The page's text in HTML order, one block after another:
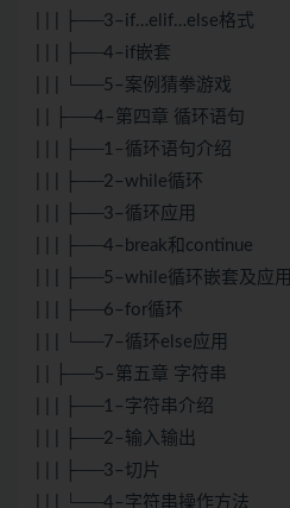
| | | ├──3–if…elif…else格式
| | | ├──4–if嵌套
| | | └──5–案例猜拳游戏
| | ├──4–第四章 循环语句
| | | ├──1–循环语句介绍
| | | ├──2–while循环
| | | ├──3–循环应用
| | | ├──4–break和continue
| | | ├──5–while循环嵌套及应用
| | | ├──6–for循环
| | | └──7–循环else应用
| | ├──5–第五章 字符串
| | | ├──1–字符串介绍
| | | ├──2–输入输出
| | | ├──3–切片
| | | └──4–字符串操作方法